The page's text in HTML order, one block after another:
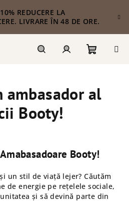
REDUCERE LA
LIVRARE ÎN 48 DE ORE.
de
ambasador al
Booty!
Booty!
un stil de viață lejer? Căutăm
de energie pe rețelele sociale,
și să devină parte din